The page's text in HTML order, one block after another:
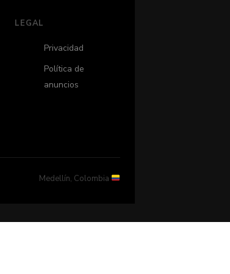
LEGAL
Privacidad
Política de
anuncios
Medellín, Colombia